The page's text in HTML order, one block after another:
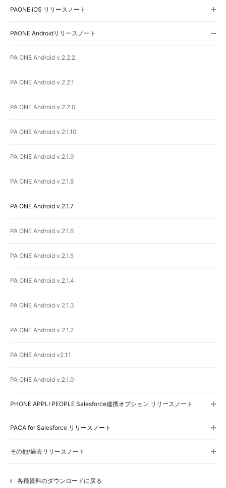
PAONE iOS リリースノート
PAONE Androidリリースノート
PA ONE Android v.2.2.2
PA ONE Android v.2.2.1
PA ONE Android v.2.2.0
PA ONE Android v.2.1.10
PA ONE Android v.2.1.9
PA ONE Android v.2.1.8
PA ONE Android v.2.1.7
PA ONE Android v.2.1.6
PA ONE Android v.2.1.5
PA ONE Android v.2.1.4
PA ONE Android v.2.1.3
PA ONE Android v.2.1.2
PA ONE Android v2.1.1
PA ONE Android v.2.1.0
PHONE APPLI PEOPLE Salesforce連携オプション リリースノート
PACA for Salesforce リリースノート
その他/過去リリースノート
各種資料のダウンロードに戻る